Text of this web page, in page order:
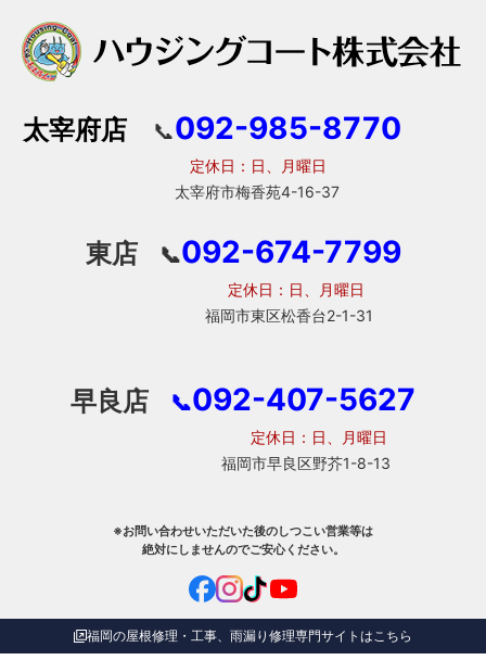
太宰府店 📞092-985-8770
定休日：日、月曜日
太宰府市梅香苑4-16-37
東店 📞092-674-7799
定休日：日、月曜日
福岡市東区松香台2-1-31
早良店 📞092-407-5627
定休日：日、月曜日
福岡市早良区野芥1-8-13
※お問い合わせいただいた後のしつこい営業等は
絶対にしませんのでご安心ください。
福岡の屋根修理・工事、雨漏り修理専門サイトはこちら